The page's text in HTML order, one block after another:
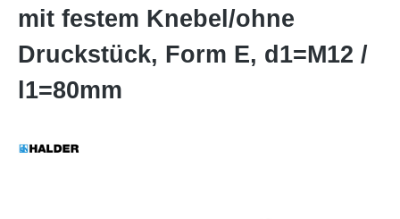
mit festem Knebel/ohne
Druckstück, Form E, d1=M12 /
l1=80mm